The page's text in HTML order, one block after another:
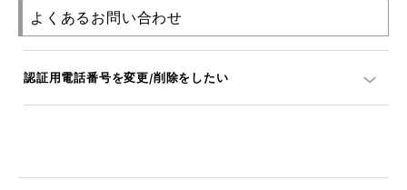
よくあるお問い合わせ
認証用電話番号を変更/削除をしたい